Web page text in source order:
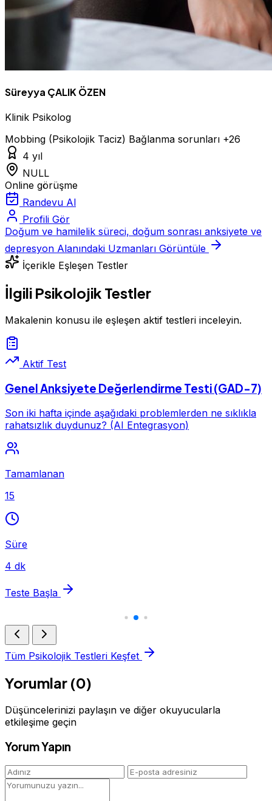
Süreyya ÇALIK ÖZEN
Klinik Psikolog
Mobbing (Psikolojik Taciz) Bağlanma sorunları +26
4 yıl
NULL
Online görüşme
Randevu Al
Profili Gör
Doğum ve hamilelik süreci, doğum sonrası anksiyete ve
depresyon Alanındaki Uzmanları Görüntüle
İçerikle Eşleşen Testler
İlgili Psikolojik Testler
Makalenin konusu ile eşleşen aktif testleri inceleyin.
Aktif Test
Genel Anksiyete Değerlendirme Testi (GAD-7)
Son iki hafta içinde aşağıdaki problemlerden ne sıklıkla
rahatsızlık duydunuz? (AI Entegrasyon)
Tamamlanan
15
Süre
4 dk
Teste Başla
Tüm Psikolojik Testleri Keşfet
Yorumlar (0)
Düşüncelerinizi paylaşın ve diğer okuyucularla
etkileşime geçin
Yorum Yapın